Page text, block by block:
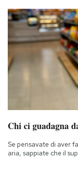
Chi ci guadagna
Se pensavate di aver
aria, sappiate che il